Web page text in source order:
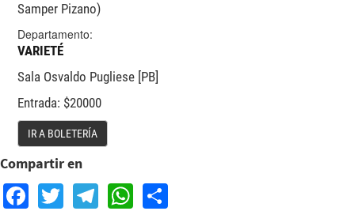
Samper Pizano)
Departamento:
VARIETÉ
Sala Osvaldo Pugliese [PB]
Entrada: $20000
IR A BOLETERÍA
Compartir en
Facebook
TwitterTelegram
WhatsApp